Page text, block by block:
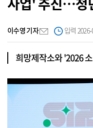
이수영 기자 입력
희망제작소와 '2026